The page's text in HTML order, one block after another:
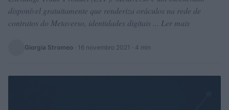
disponível gratuitamente que renderiza oráculos na rede de
contratos do Metaverso, identidades digitais ... Ler mais
Giorgia Stromeo · 16 novembro 2021 · 4 min